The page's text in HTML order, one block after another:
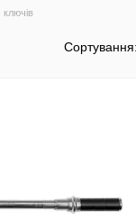
Сортування: